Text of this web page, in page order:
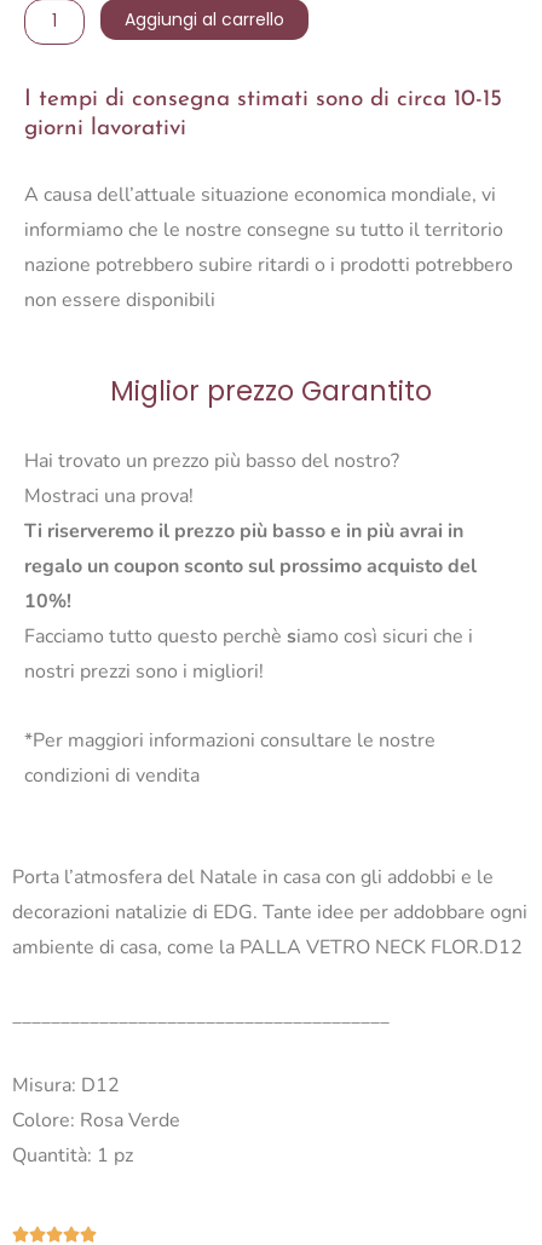
NECK
FLOR.D12
Aggiungi al carrello
I tempi di consegna stimati sono di circa 10-15
giorni lavorativi
A causa dell’attuale situazione economica mondiale, vi
informiamo che le nostre consegne su tutto il territorio
nazione potrebbero subire ritardi o i prodotti potrebbero
non essere disponibili
Miglior prezzo Garantito
Hai trovato un prezzo più basso del nostro?
Mostraci una prova!
Ti riserveremo il prezzo più basso e in più avrai in
regalo un coupon sconto sul prossimo acquisto del
10%!
Facciamo tutto questo perchè siamo così sicuri che i
nostri prezzi sono i migliori!
*Per maggiori informazioni consultare le nostre
condizioni di vendita
Porta l’atmosfera del Natale in casa con gli addobbi e le
decorazioni natalizie di EDG. Tante idee per addobbare ogni
ambiente di casa, come la PALLA VETRO NECK FLOR.D12
_______________________________________
Misura: D12
Colore: Rosa Verde
Quantità: 1 pz
Valutazione